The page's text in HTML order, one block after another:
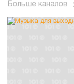
Больше каналов